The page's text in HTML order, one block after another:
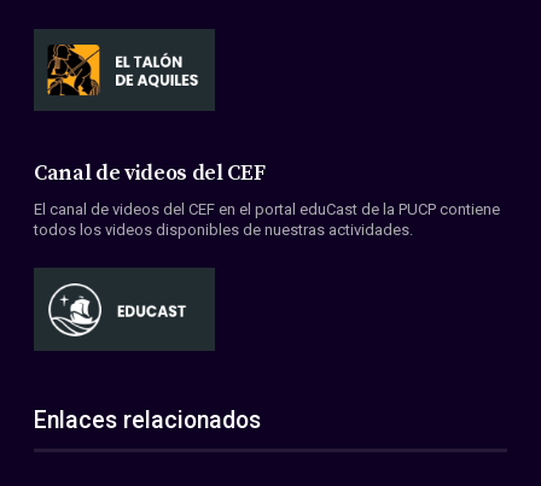
Canal de videos del CEF
El canal de videos del CEF en el portal eduCast de la PUCP contiene
todos los videos disponibles de nuestras actividades.
Enlaces relacionados